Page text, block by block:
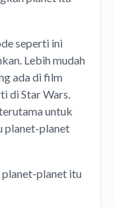
seperti ini
Lebih mudah
ada di film
di Star Wars.
untuk
planet-planet
planet-planet itu